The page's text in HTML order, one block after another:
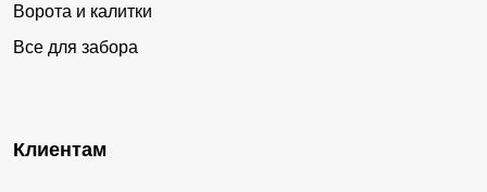
Ворота и калитки
Все для забора
Клиентам